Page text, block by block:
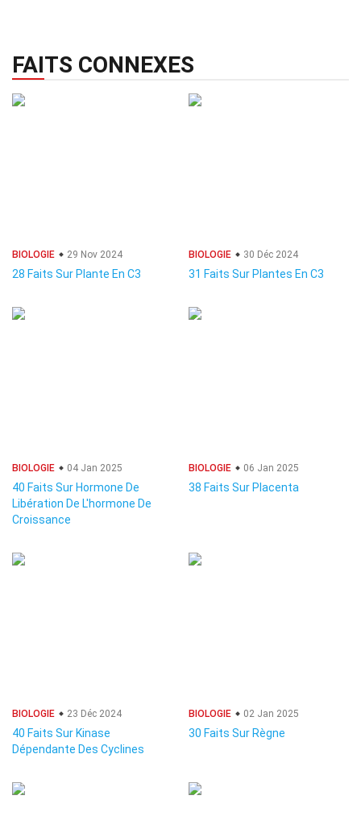
FAITS CONNEXES
BIOLOGIE 29 Nov 2024
28 Faits Sur Plante En C3
BIOLOGIE 30 Déc 2024
31 Faits Sur Plantes En C3
BIOLOGIE 04 Jan 2025
40 Faits Sur Hormone De
Libération De L'hormone De
Croissance
BIOLOGIE 06 Jan 2025
38 Faits Sur Placenta
BIOLOGIE 23 Déc 2024
40 Faits Sur Kinase
Dépendante Des Cyclines
BIOLOGIE 02 Jan 2025
30 Faits Sur Règne